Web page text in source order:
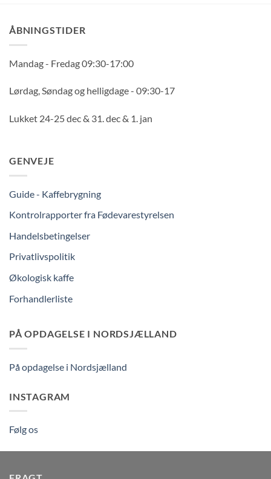
ÅBNINGSTIDER
Mandag - Fredag 09:30-17:00
Lørdag, Søndag og helligdage - 09:30-17
Lukket 24-25 dec & 31. dec & 1. jan
GENVEJE
Guide - Kaffebrygning
Kontrolrapporter fra Fødevarestyrelsen
Handelsbetingelser
Privatlivspolitik
Økologisk kaffe
Forhandlerliste
PÅ OPDAGELSE I NORDSJÆLLAND
På opdagelse i Nordsjælland
INSTAGRAM
Følg os